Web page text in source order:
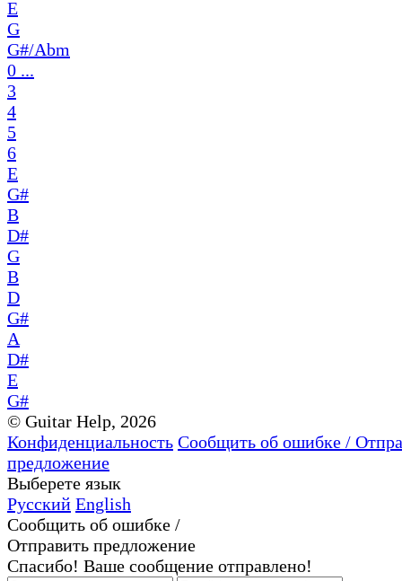
E
G
G#/Abm
0 ...
3
4
5
6
E
G#
B
D#
G
B
D
G#
A
D#
E
G#
© Guitar Help, 2026
Конфиденциальность Сообщить об ошибке /
предложение
Выберете язык
Русский English
Сообщить об ошибке /
Отправить предложение
Спасибо! Ваше сообщение отправлено!